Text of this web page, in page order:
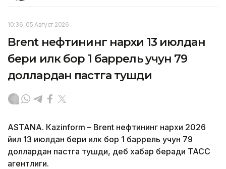
10:36, 05 Август 2026
Brent нефтининг нархи 13 июлдан
бери илк бор 1 баррель учун 79
доллардан пастга тушди
ASTANА. Кazinform – Brent нефтининг нархи 2026
йил 13 июлдан бери илк бор 1 баррель учун 79
доллардан пастга тушди, деб хабар беради ТАСС
агентлиги.